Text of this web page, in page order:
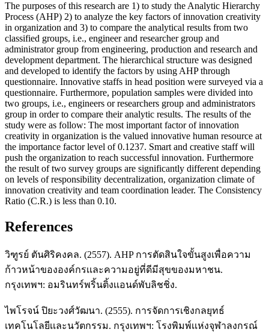
The purposes of this research are 1) to study the Analytic Hierarchy
Process (AHP) 2) to analyze the key factors of innovation creativity
in organization and 3) to compare the analytical results from two
classified groups, i.e., engineer and researcher group and
administrator group from engineering, production and research and
development department. The hierarchical structure was designed
and developed to identify the factors by using AHP through
questionnaire. Innovative staffs in head position were surveyed via a
questionnaire. Furthermore, population samples were divided into
two groups, i.e., engineers or researchers group and administrators
group in order to compare their analytic results. The results of the
study were as follow: The most important factor of innovation
creativity in organization is the valued innovative human resource at
the importance factor level of 0.1237. Smart and creative staff will
push the organization to reach successful innovation. Furthermore
the result of two survey groups are significantly different depending
on levels of responsibility decentralization, organization climate of
innovation creativity and team coordination leader. The Consistency
Ratio (C.R.) is less than 0.10.
References
วิฑูรย์ ตันศิริคงคล. (2557). AHP การตัดสินใจขั้นสูงเพื่อความ
ก้าวหน้าขององค์กรเเละความอยู่ที่ดีมีสุขของมหาชน.
กรุงเทพฯ: อมรินทร์พริ้นติ้งเเอนด์พับลิชชิ่ง.
ไพโรจน์ ปิยะวงศ์วัฒนา. (2555). การจัดการเชิงกลยุทธ์
เทคโนโลยีเเละนวัตกรรม. กรุงเทพฯ: โรงพิมพ์เเห่งจุฬาลงกรณ์